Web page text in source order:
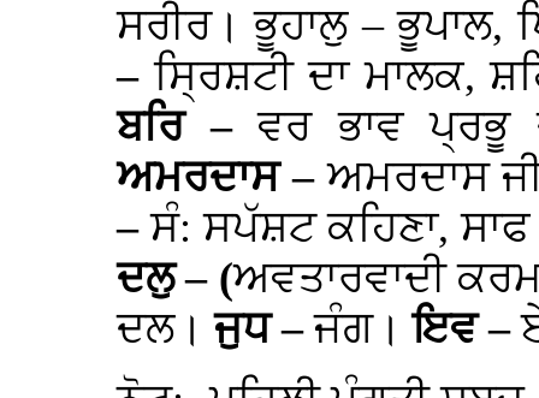
ਸਰੀਰ। ਭੂਹਾਲੁ – ਭੂਪਾਲ,
–ਸ੍ਰਿਸ਼ਟੀ ਦਾ ਮਾਲਕ,
ਬਰਿ –ਵਰ ਭਾਵ ਪ੍ਰਭੂ
ਅਮਰਦਾਸ –ਅਮਰਦਾਸ
–ਸੰ: ਸਪੱਸ਼ਟ ਕਹਿਣਾ,
ਦਲੁ – (ਅਵਤਾਰਵਾਦੀ
ਦਲ।ਜੁਧ –ਜੰਗ।ਇਵ –